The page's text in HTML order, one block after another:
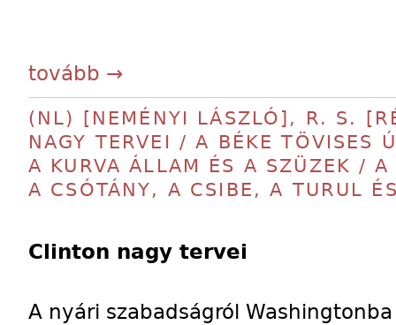
tovább →
(NL) [NEMÉNYI LÁSZLÓ], R. S.
NAGY TERVEI / A BÉKE TÖVISES
A KURVA ÁLLAM ÉS A SZÜZEK / A
A CSÓTÁNY, A CSIBE, A TURUL
Clinton nagy tervei
A nyári szabadságról